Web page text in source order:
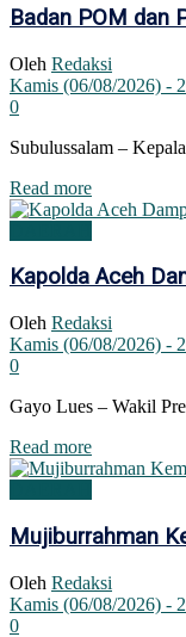
Badan POM dan
Oleh Redaksi
Kamis (06/08/2026) -
0
Subulussalam –
Read moreDetails
Kapolda Aceh
Oleh Redaksi
Kamis (06/08/2026) -
0
Gayo Lues – Wakil
Read moreDetails
Mujiburrahman
Oleh Redaksi
Kamis (06/08/2026) -
0